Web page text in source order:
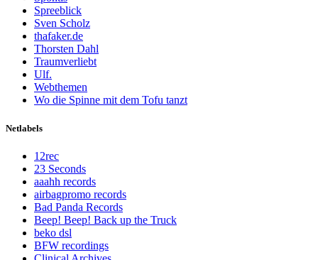
Spreeblick
Sven Scholz
thafaker.de
Thorsten Dahl
Traumverliebt
Ulf.
Webthemen
Wo die Spinne mit dem Tofu tanzt
Netlabels
12rec
23 Seconds
aaahh records
airbagpromo records
Bad Panda Records
Beep! Beep! Back up the Truck
beko dsl
BFW recordings